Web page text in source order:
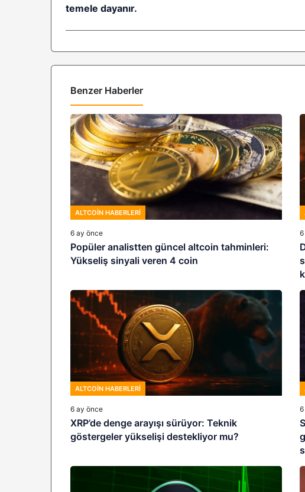
temele dayanır.
Benzer Haberler
ALTCOIN HABERLERI
6 ay önce
Popüler analistten güncel altcoin tahminleri:
Yükseliş sinyali veren 4 coin
ALTCOIN HABERLERI
6 ay önce
XRP’de denge arayışı sürüyor: Teknik
göstergeler yükselişi destekliyor mu?